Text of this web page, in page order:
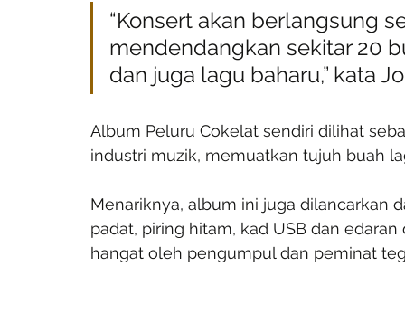
“Konsert akan berlangsung
mendendangkan sekitar 20
dan juga lagu baharu,” kata
Album Peluru Cokelat sendiri dilihat
industri muzik, memuatkan tujuh buah
Menariknya, album ini juga dilancarkan
padat, piring hitam, kad USB dan
hangat oleh pengumpul dan peminat